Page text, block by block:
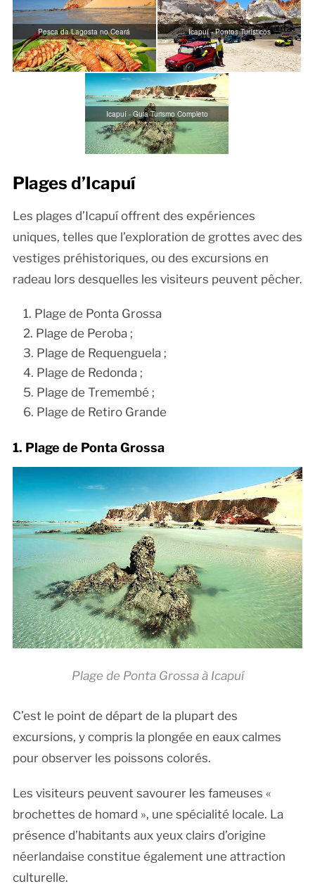
Pesca da Lagosta no Ceará Icapuí - Pontos Turísticos
Icapuí - Guia Turismo Completo
Plages d’Icapuí
Les plages d’Icapuí offrent des expériences
uniques, telles que l’exploration de grottes avec des
vestiges préhistoriques, ou des excursions en
radeau lors desquelles les visiteurs peuvent pêcher.
Plage de Ponta Grossa
Plage de Peroba ;
Plage de Requenguela ;
Plage de Redonda ;
Plage de Tremembé ;
Plage de Retiro Grande
1. Plage de Ponta Grossa
Plage de Ponta Grossa à Icapuí
C’est le point de départ de la plupart des
excursions, y compris la plongée en eaux calmes
pour observer les poissons colorés.
Les visiteurs peuvent savourer les fameuses «
brochettes de homard », une spécialité locale. La
présence d’habitants aux yeux clairs d’origine
néerlandaise constitue également une attraction
culturelle.